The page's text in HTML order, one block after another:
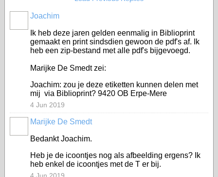
Joachim
Ik heb deze jaren gelden eenmalig in Biblioprint
gemaakt en print sindsdien gewoon de pdf's af. Ik
heb een zip-bestand met alle pdf's bijgevoegd.
Marijke De Smedt zei:
Joachim: zou je deze etiketten kunnen delen met
mij via Biblioprint? 9420 OB Erpe-Mere
4 Jun 2019
Marijke De Smedt
Bedankt Joachim.
Heb je de icoontjes nog als afbeelding ergens? Ik
heb enkel de icoontjes met de T er bij.